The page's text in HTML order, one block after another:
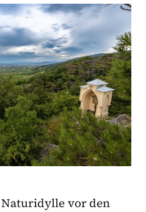
Naturidylle vor den